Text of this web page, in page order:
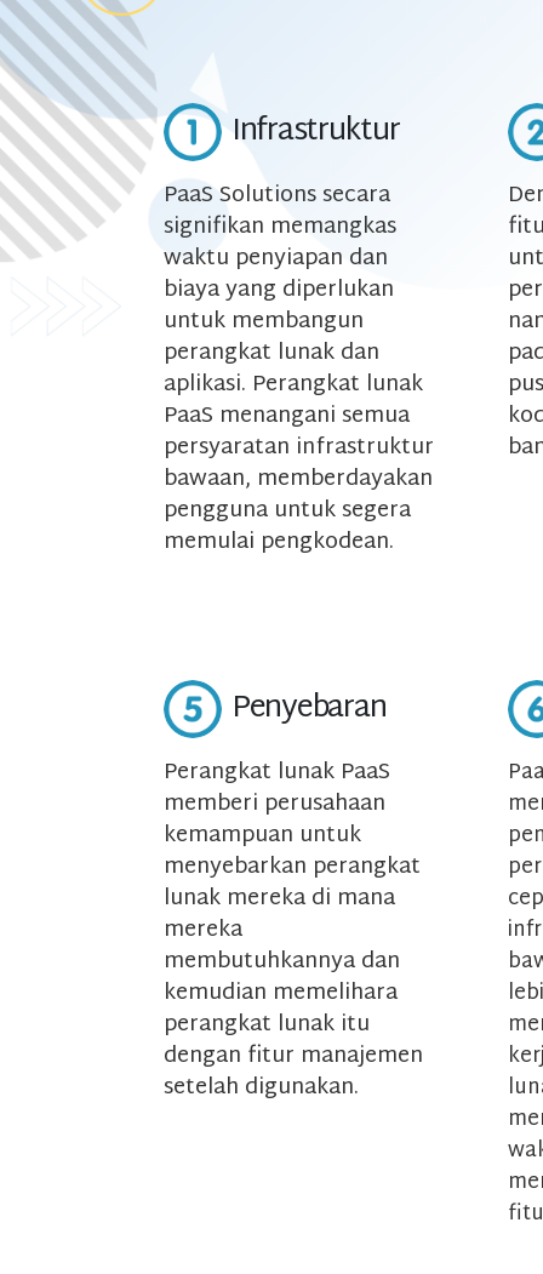
Infrastruktur
PaaS Solutions secara
signifikan memangkas
waktu penyiapan dan
biaya yang diperlukan
untuk membangun
perangkat lunak dan
aplikasi. Perangkat lunak
PaaS menangani semua
persyaratan infrastruktur
bawaan, memberdayakan
pengguna untuk segera
memulai pengkodean.
Penyebaran
Perangkat lunak PaaS
memberi perusahaan
kemampuan untuk
menyebarkan perangkat
lunak mereka di mana
mereka
membutuhkannya dan
kemudian memelihara
perangkat lunak itu
dengan fitur manajemen
setelah digunakan.